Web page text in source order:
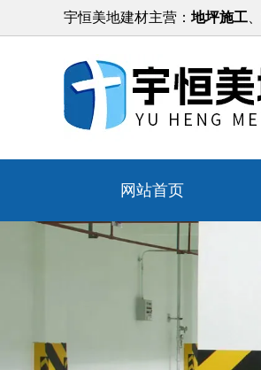
宇恒美地建材主营： 地坪施工
网站首页